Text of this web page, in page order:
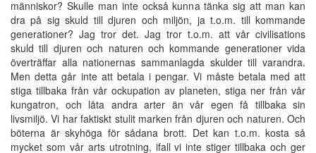
människor? Skulle man inte också kunna tänka sig att man kan
dra på sig skuld till djuren och miljön, ja t.o.m. till kommande
generationer? Jag tror det. Jag tror t.o.m. att vår civilisations
skuld till djuren och naturen och kommande generationer vida
överträffar alla nationernas sammanlagda skulder till varandra.
Men detta går inte att betala i pengar. Vi måste betala med att
stiga tillbaka från vår ockupation av planeten, stiga ner från vår
kungatron, och låta andra arter än vår egen få tillbaka sin
livsmiljö. Vi har faktiskt stulit marken från djuren och naturen. Och
böterna är skyhöga för sådana brott. Det kan t.o.m. kosta så
mycket som vår arts utrotning, ifall vi inte stiger tillbaka och ger